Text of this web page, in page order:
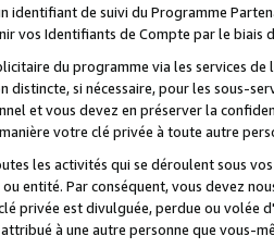
identifiant de suivi du Programme
vos Identifiants de Compte par le biais
du programme via les services
distincte, si nécessaire, pour les sous-
et vous devez en préserver la
votre clé privée à toute autre
les activités qui se déroulent sous
entité. Par conséquent, vous devez
privée est divulguée, perdue ou volée
à une autre personne que vous-